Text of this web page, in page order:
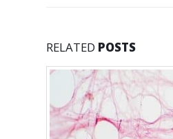
RELATED POSTS